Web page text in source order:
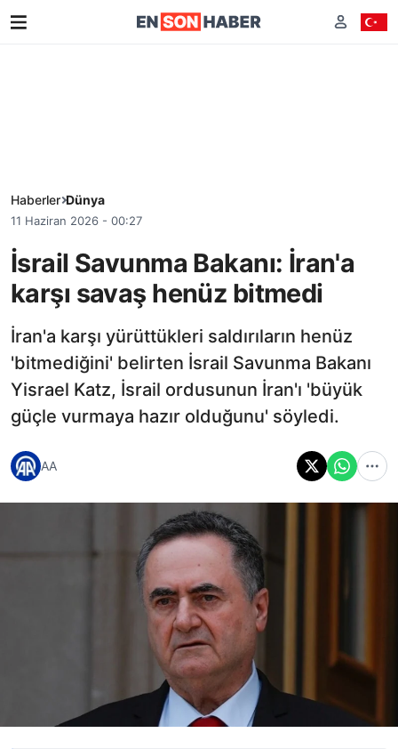
Haberler Dünya
11 Haziran 2026 - 00:27
İsrail Savunma Bakanı: İran'a
karşı savaş henüz bitmedi
İran'a karşı yürüttükleri saldırıların henüz
'bitmediğini' belirten İsrail Savunma Bakanı
Yisrael Katz, İsrail ordusunun İran'ı 'büyük
güçle vurmaya hazır olduğunu' söyledi.
AA